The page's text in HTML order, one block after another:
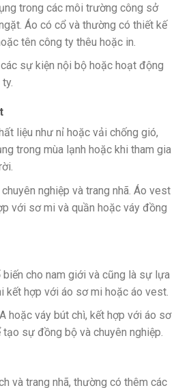
trong các môi trường công sở
Áo có cổ và thường có thiết kế
tên công ty thêu hoặc in.
sự kiện nội bộ hoặc hoạt động
liệu như nỉ hoặc vải chống gió,
trong mùa lạnh hoặc khi tham gia
nghiệp và trang nhã. Áo vest
với sơ mi và quần hoặc váy đồng
cho nam giới và cũng là sự lựa
kết hợp với áo sơ mi hoặc áo vest.
hoặc váy bút chì, kết hợp với áo sơ
sự đồng bộ và chuyên nghiệp.
và trang nhã, thường có thêm các